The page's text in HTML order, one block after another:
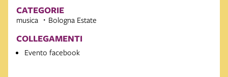
CATEGORIE
musica Bologna Estate
COLLEGAMENTI
Evento facebook